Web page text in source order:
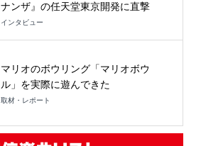
ナンザ』の任天堂東京開発に直撃
インタビュー
マリオのボウリング「マリオボウ
ル」を実際に遊んできた
取材・レポート